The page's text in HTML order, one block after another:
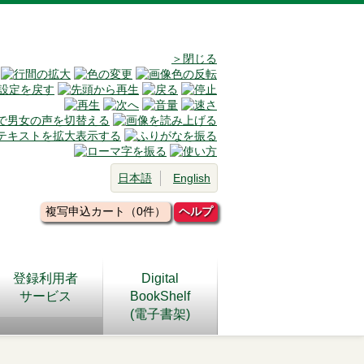
＞閉じる
日本語 English
複写申込カート（0件） ヘルプ
登録利用者
サービス
Digital
BookShelf
(電子書架)